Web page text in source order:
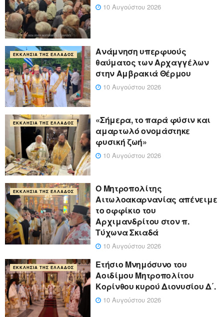
10 Αυγούστου 2026
ΕΚΚΛΗΣΊΑ ΤΗΣ ΕΛΛΆΔΟΣ
Ανάμνηση υπερφυούς
θαύματος των Αρχαγγέλων
στην Αμβρακιά Θέρμου
10 Αυγούστου 2026
ΕΚΚΛΗΣΊΑ ΤΗΣ ΕΛΛΆΔΟΣ
«Σήμερα, το παρά φύσιν και
αμαρτωλό ονομάστηκε
φυσική ζωή»
10 Αυγούστου 2026
ΕΚΚΛΗΣΊΑ ΤΗΣ ΕΛΛΆΔΟΣ
Ο Μητροπολίτης
Αιτωλοακαρνανίας απένειμε
το οφφίκιο του
Αρχιμανδρίτου στον π.
Τύχωνα Σκιαδά
10 Αυγούστου 2026
ΕΚΚΛΗΣΊΑ ΤΗΣ ΕΛΛΆΔΟΣ
Ετήσιο Μνημόσυνο του
Αοιδίμου Μητροπολίτου
Κορίνθου κυρού Διονυσίου Δ΄.
10 Αυγούστου 2026